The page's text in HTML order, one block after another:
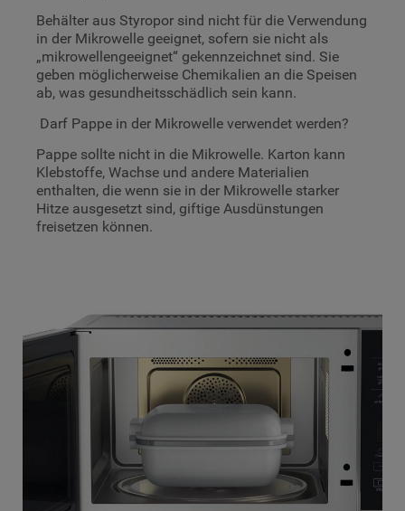
Behälter aus Styropor sind nicht für die Verwendung
in der Mikrowelle geeignet, sofern sie nicht als
„mikrowellengeeignet“ gekennzeichnet sind. Sie
geben möglicherweise Chemikalien an die Speisen
ab, was gesundheitsschädlich sein kann.
Darf Pappe in der Mikrowelle verwendet werden?
Pappe sollte nicht in die Mikrowelle. Karton kann
Klebstoffe, Wachse und andere Materialien
enthalten, die wenn sie in der Mikrowelle starker
Hitze ausgesetzt sind, giftige Ausdünstungen
freisetzen können.